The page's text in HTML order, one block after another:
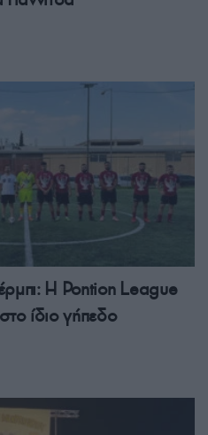
Η Pontion League
ίδιο γήπεδο